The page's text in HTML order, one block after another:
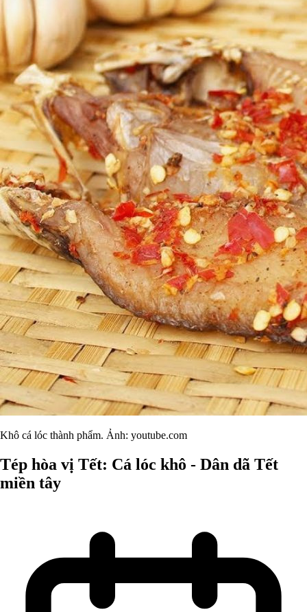
Khô cá lóc thành phẩm. Ảnh: youtube.com
Tép hòa vị Tết: Cá lóc khô - Dân dã Tết
miền tây